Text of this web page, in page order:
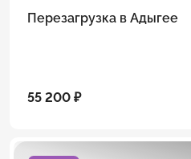
Перезагрузка в Адыгее
55 200 ₽